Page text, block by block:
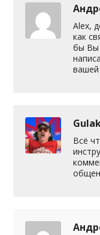
Alex,
как
бы Вы
вашей
Всё